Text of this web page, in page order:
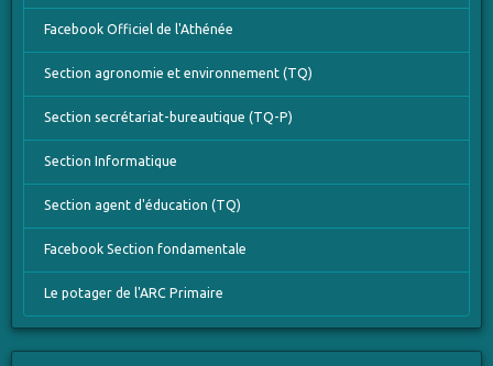
Facebook Officiel de l'Athénée
Section agronomie et environnement (TQ)
Section secrétariat-bureautique (TQ-P)
Section Informatique
Section agent d'éducation (TQ)
Facebook Section fondamentale
Le potager de l'ARC Primaire